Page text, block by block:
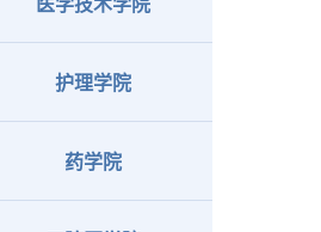
护理学院
药学院